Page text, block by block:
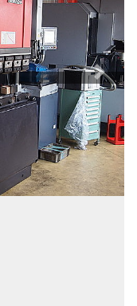
Next